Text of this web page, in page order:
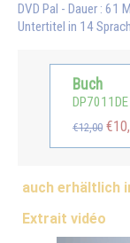
DVD Pal - Dauer : 61
Untertitel in 14
Buch
DP7011DE
€12,00
auch erhältlich
Extrait vidéo